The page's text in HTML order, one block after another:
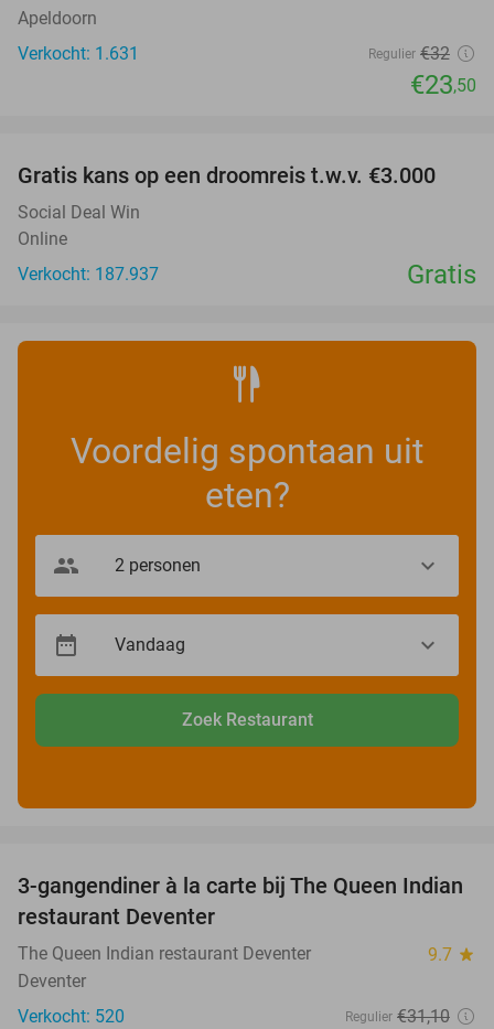
Apeldoorn
Verkocht: 1.631
Regulier €32
€23,50
Gratis kans op een droomreis t.w.v. €3.000
Social Deal Win
Online
Verkocht: 187.937
Gratis
Voordelig spontaan uit
eten?
Zoek Restaurant
20%
3-gangendiner à la carte bij The Queen Indian
restaurant Deventer
The Queen Indian restaurant Deventer 9.7 star
Deventer
Verkocht: 520
Regulier €31,10